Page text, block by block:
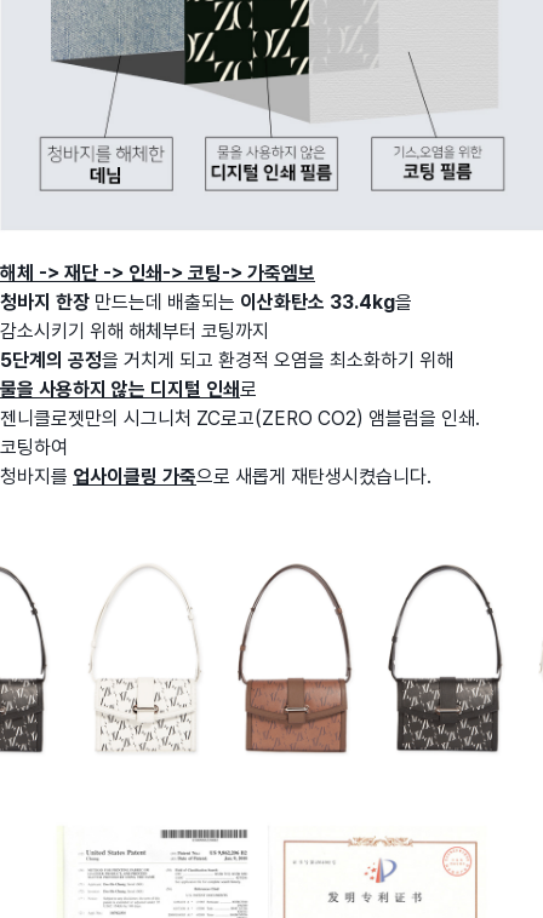
해체 -> 재단 -> 인쇄-> 코팅-> 가죽엠보
청바지 한장 만드는데 배출되는 이산화탄소 33.4kg을
감소시키기 위해 해체부터 코팅까지
5단계의 공정을 거치게 되고 환경적 오염을 최소화하기 위해
물을 사용하지 않는 디지털 인쇄 로
젠니클로젯만의 시그니처 ZC로고(ZERO CO2) 앰블럼을 인쇄.
코팅하여
청바지를 업사이클링 가죽으로 새롭게 재탄생시켰습니다.